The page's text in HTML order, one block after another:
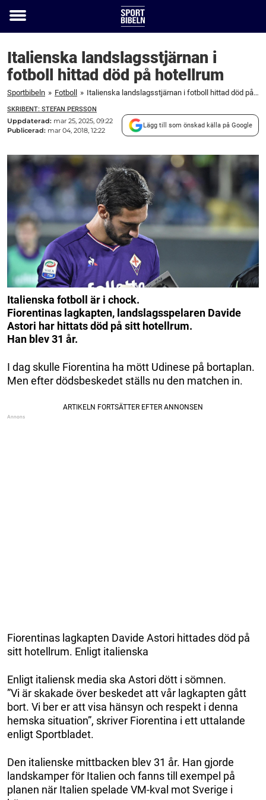
Toggle
Italienska landslagsstjärnan i
fotboll hittad död på hotellrum
Sportbibeln » Fotboll » Italienska landslagsstjärnan i fotboll hittad död på hotellrum
SKRIBENT: STEFAN PERSSON
Uppdaterad: mar 25, 2025, 09:22
Publicerad: mar 04, 2018, 12:22
Lägg till som önskad källa på Google
Italienska fotboll är i chock.
Fiorentinas lagkapten, landslagsspelaren Davide
Astori har hittats död på sitt hotellrum.
Han blev 31 år.
I dag skulle Fiorentina ha mött Udinese på bortaplan.
Men efter dödsbeskedet ställs nu den matchen in.
Fiorentinas lagkapten Davide Astori hittades död på
sitt hotellrum. Enligt italienska
Enligt italiensk media ska Astori dött i sömnen.
”Vi är skakade över beskedet att vår lagkapten gått
bort. Vi ber er att visa hänsyn och respekt i denna
hemska situation”, skriver Fiorentina i ett uttalande
enligt Sportbladet.
Den italienske mittbacken blev 31 år. Han gjorde
landskamper för Italien och fanns till exempel på
planen när Italien spelade VM-kval mot Sverige i